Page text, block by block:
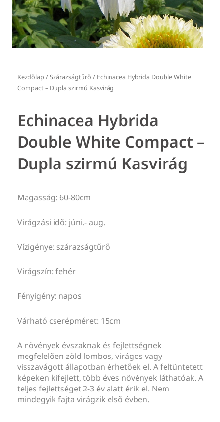
Kezdőlap /Szárazságtűrő / Echinacea Hybrida Double White
Compact – Dupla szirmú Kasvirág
Echinacea Hybrida
Double White Compact –
Dupla szirmú Kasvirág
Magasság: 60-80cm
Virágzási idő: júni.- aug.
Vízigénye: szárazságtűrő
Virágszín: fehér
Fényigény: napos
Várható cserépméret: 15cm
A növények évszaknak és fejlettségnek
megfelelően zöld lombos, virágos vagy
visszavágott állapotban érhetőek el. A feltüntetett
képeken kifejlett, több éves növények láthatóak. A
teljes fejlettséget 2-3 év alatt érik el. Nem
mindegyik fajta virágzik első évben.